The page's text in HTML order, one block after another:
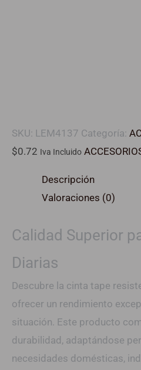
SKU: LEM4137 Categoría:
$0.72 Iva Incluido
Descripción
Valoraciones (0)
Calidad Superior
Diarias
Descubre la cinta tape
ofrecer un rendimiento
situación. Este producto
durabilidad, adaptándose
necesidades domésticas,